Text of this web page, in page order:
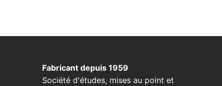
Fabricant depuis 1959
Société d'études, mises au point et